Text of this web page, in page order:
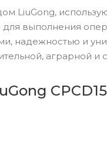
LiuGong,
выполнения
надежностью и
аграрной и